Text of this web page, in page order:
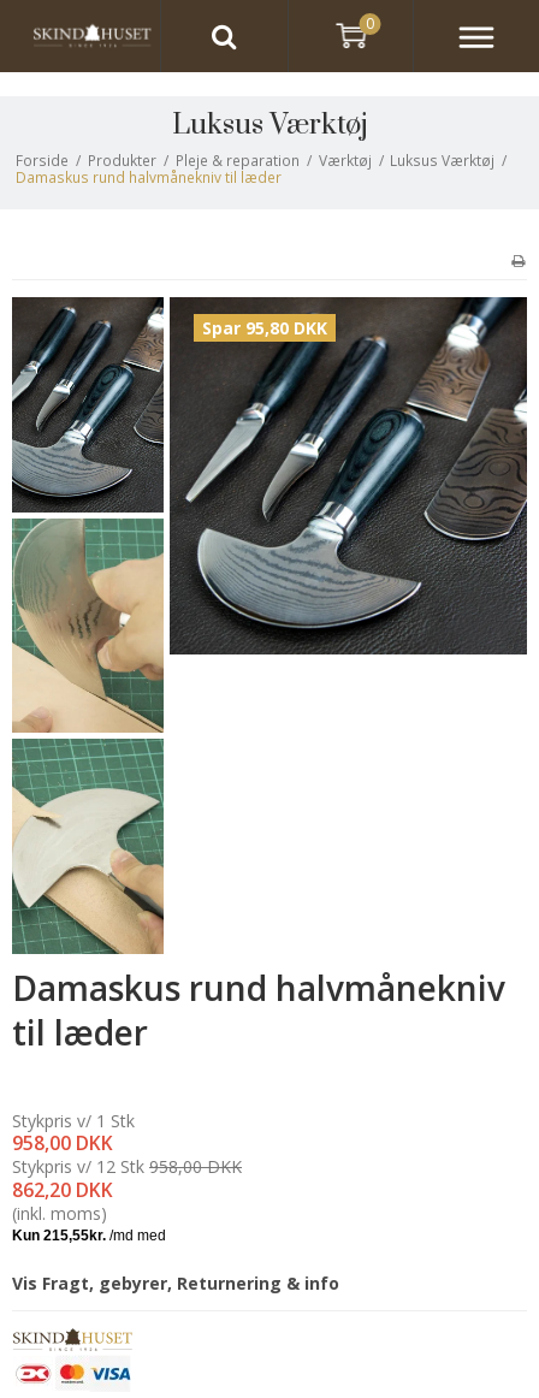
Luksus Værktøj
Forside / Produkter / Pleje & reparation / Værktøj / Luksus Værktøj /
Damaskus rund halvmånekniv til læder
Spar 95,80 DKK
Damaskus rund halvmånekniv
til læder
Stykpris v/ 1 Stk
958,00 DKK
Stykpris v/ 12 Stk
862,20 DKK
958,00 DKK
(inkl. moms)
Vis Fragt, gebyrer, Returnering & info
0